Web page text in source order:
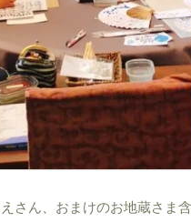
さん、おまけのお地蔵さま